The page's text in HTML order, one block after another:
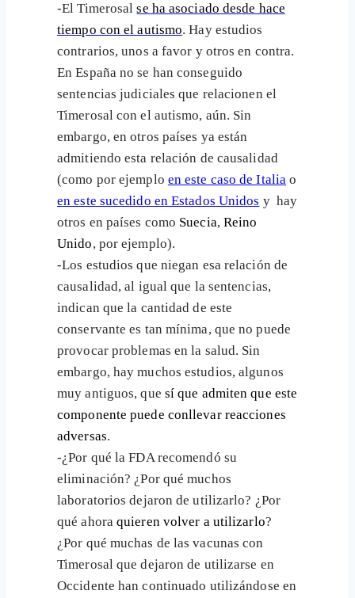
-El Timerosalse ha asociado desde hace
tiempo con el autismo. Hay estudios
contrarios, unos a favor y otros en contra.
En España no se han conseguido
sentencias judiciales que relacionen el
Timerosal con el autismo, aún. Sin
embargo, en otros países ya están
admitiendo esta relación de causalidad
(como por ejemplo en este caso de Italia o
en este sucedido en Estados Unidos y hay
otros en países como Suecia, Reino
Unido, por ejemplo).
-Los estudios que niegan esa relación de
causalidad, al igual que la sentencias,
indican que la cantidad de este
conservante es tan mínima, que no puede
provocar problemas en la salud. Sin
embargo, hay muchos estudios, algunos
muy antiguos, que sí que admiten que este
componente puede conllevar reacciones
adversas.
-¿Por qué la FDA recomendó su
eliminación? ¿Por qué muchos
laboratorios dejaron de utilizarlo? ¿Por
qué ahoraquieren volver a utilizarlo?
¿Por qué muchas de las vacunas con
Timerosal que dejaron de utilizarse en
Occidente han continuado utilizándose en